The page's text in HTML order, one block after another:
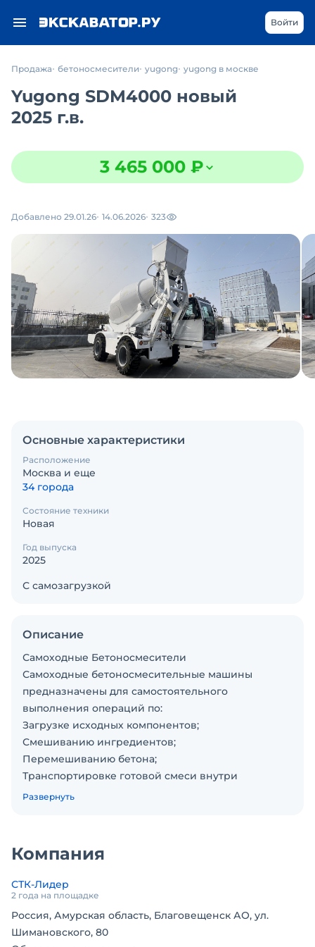
Войти
Продажа бетоносмесители yugong yugong в москве
Yugong SDM4000 новый
2025 г.в.
3 465 000 ₽
Добавлено 29.01.26 14.06.2026 323
Основные характеристики
Расположение
Москва и еще
34 города
Состояние техники
Новая
Год выпуска
2025
С самозагрузкой
Описание
Самоходные Бетоносмесители
Самоходные бетоносмесительные машины
предназначены для самостоятельного
выполнения операций по:
Загрузке исходных компонентов;
Смешиванию ингредиентов;
Перемешиванию бетона;
Транспортировке готовой смеси внутри
строительной площадки;
транспортные средства, оснащённые
приготовления и транспортировки бетонной
смеси. Конструкция объединяет систему привода,
механизм управления и саму бетономешалку в
Развернуть
Компания
СТК-Лидер
2 года на площадке
Россия, Амурская область, Благовещенск АО, ул.
Шимановского, 80